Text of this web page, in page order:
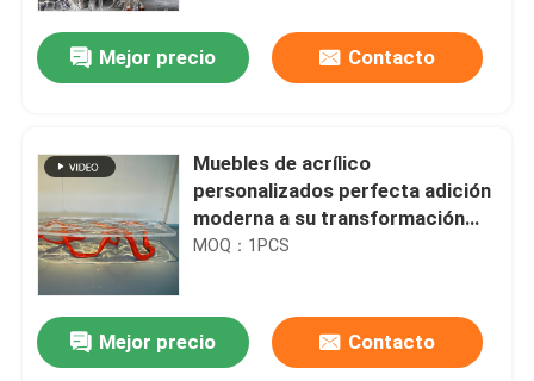
Mejor precio Contacto
Muebles de acrílico
personalizados perfecta adición
moderna a su transformación
del espacio
MOQ：1PCS
Mejor precio Contacto